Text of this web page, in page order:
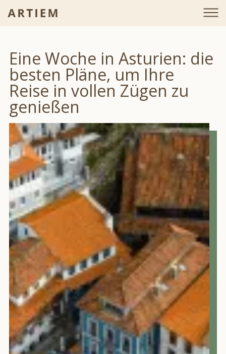
Eine Woche in Asturien: die
besten Pläne, um Ihre
Reise in vollen Zügen zu
genießen